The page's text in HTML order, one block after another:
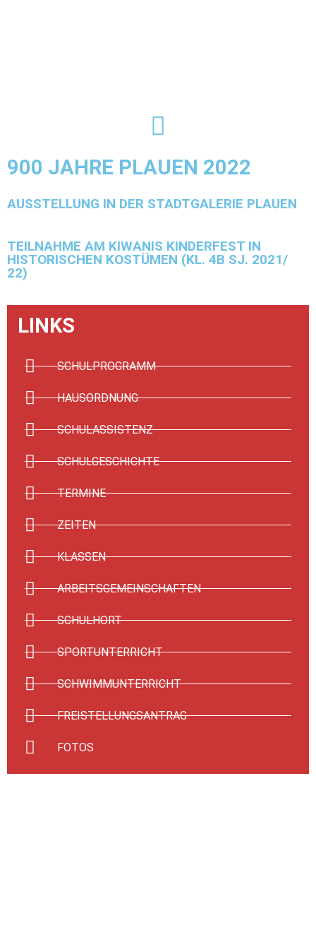
900 JAHRE PLAUEN 2022
AUSSTELLUNG IN DER STADTGALERIE PLAUEN
TEILNAHME AM KIWANIS KINDERFEST IN
HISTORISCHEN KOSTÜMEN (KL. 4B SJ. 2021/
22)
LINKS
SCHULPROGRAMM
HAUSORDNUNG
SCHULASSISTENZ
SCHULGESCHICHTE
TERMINE
ZEITEN
KLASSEN
ARBEITSGEMEINSCHAFTEN
SCHULHORT
SPORTUNTERRICHT
SCHWIMMUNTERRICHT
FREISTELLUNGSANTRAG
FOTOS